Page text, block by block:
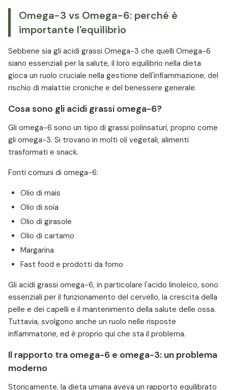
Omega-3 vs Omega-6: perché è
importante l'equilibrio
Sebbene sia gli acidi grassi Omega-3 che quelli Omega-6
siano essenziali per la salute, il loro equilibrio nella dieta
gioca un ruolo cruciale nella gestione dell'infiammazione, del
rischio di malattie croniche e del benessere generale.
Cosa sono gli acidi grassi omega-6?
Gli omega-6 sono un tipo di grassi polinsaturi, proprio come
gli omega-3. Si trovano in molti oli vegetali, alimenti
trasformati e snack.
Fonti comuni di omega-6:
Olio di mais
Olio di soia
Olio di girasole
Olio di cartamo
Margarina
Fast food e prodotti da forno
Gli acidi grassi omega-6, in particolare l'acido linoleico, sono
essenziali per il funzionamento del cervello, la crescita della
pelle e dei capelli e il mantenimento della salute delle ossa.
Tuttavia, svolgono anche un ruolo nelle risposte
infiammatorie, ed è proprio qui che sta il problema.
Il rapporto tra omega-6 e omega-3: un problema
moderno
Storicamente, la dieta umana aveva un rapporto equilibrato